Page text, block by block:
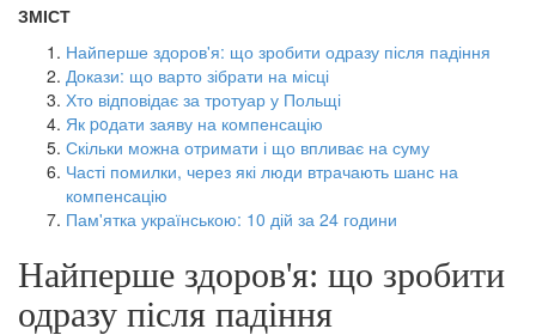
ЗМІСТ
Найперше здоров'я: що зробити одразу після падіння
Докази: що варто зібрати на місці
Хто відповідає за тротуар у Польщі
Як poдати заяву на компенсацію
Скільки можна отримати і що впливає на суму
Часті помилки, через які люди втрачають шанс на
компенсацію
Пам'ятка українською: 10 дій за 24 години
Найперше здоров'я: що зробити
одразу після падіння